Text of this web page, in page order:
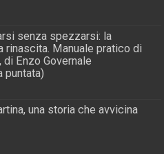
senza spezzarsi: la
rinascita. Manuale pratico di
Enzo Governale
puntata)
una storia che avvicina